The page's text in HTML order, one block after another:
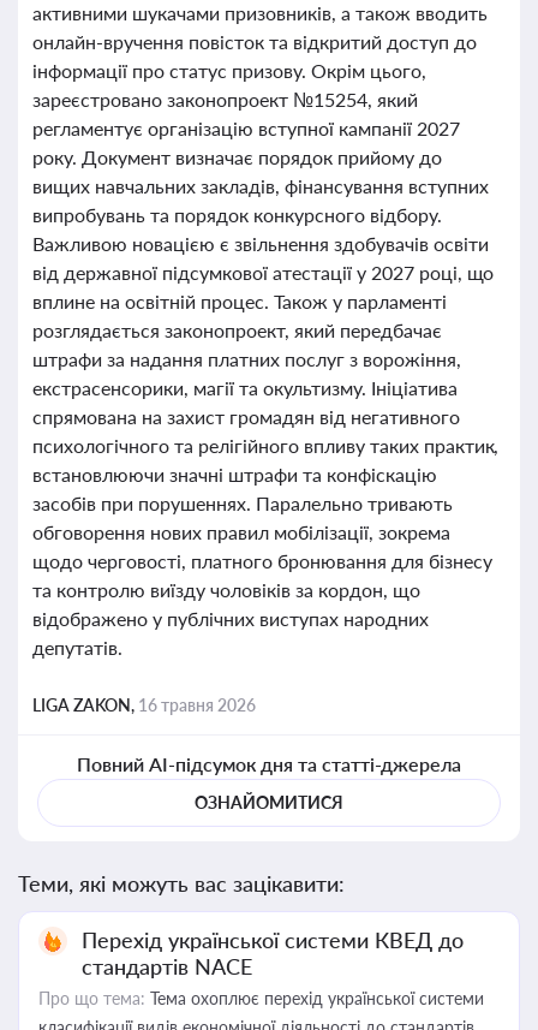
активними шукачами призовників, а також вводить
онлайн-вручення повісток та відкритий доступ до
інформації про статус призову. Окрім цього,
зареєстровано законопроект №15254, який
регламентує організацію вступної кампанії 2027
року. Документ визначає порядок прийому до
вищих навчальних закладів, фінансування вступних
випробувань та порядок конкурсного відбору.
Важливою новацією є звільнення здобувачів освіти
від державної підсумкової атестації у 2027 році, що
вплине на освітній процес. Також у парламенті
розглядається законопроект, який передбачає
штрафи за надання платних послуг з ворожіння,
екстрасенсорики, магії та окультизму. Ініціатива
спрямована на захист громадян від негативного
психологічного та релігійного впливу таких практик,
встановлюючи значні штрафи та конфіскацію
засобів при порушеннях. Паралельно тривають
обговорення нових правил мобілізації, зокрема
щодо черговості, платного бронювання для бізнесу
та контролю виїзду чоловіків за кордон, що
відображено у публічних виступах народних
депутатів.
LIGA ZAKON, 16 травня 2026
Повний AI-підсумок дня та статті-джерела
ОЗНАЙОМИТИСЯ
Теми, які можуть вас зацікавити:
Перехід української системи КВЕД до
стандартів NACE
Про що тема: Тема охоплює перехід української системи